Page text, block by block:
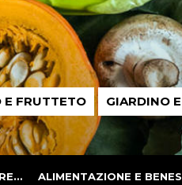
E FRUTTETO GIARDINO
ALIMENTAZIONE E